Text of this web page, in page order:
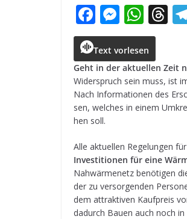
F
a
c
e
b
o
o
k
M
e
ss
e
n
g
r
W
h
a
ts
A
p
T
e
a
d
Text vorlesen
Geht in der aktu­el­len Zeit
Wider­spruch sein muss, ist
Nach Infor­ma­tio­nen des
sen, wel­ches in einem
hen soll.
Alle aktu­el­len Rege­lun­gen
Inves­ti­tio­nen für eine
Nah­wär­me­netz benö­ti­gen
der zu ver­sor­gen­den
dem attrak­ti­ven Kauf­preis
dadurch Bauen auch noch in